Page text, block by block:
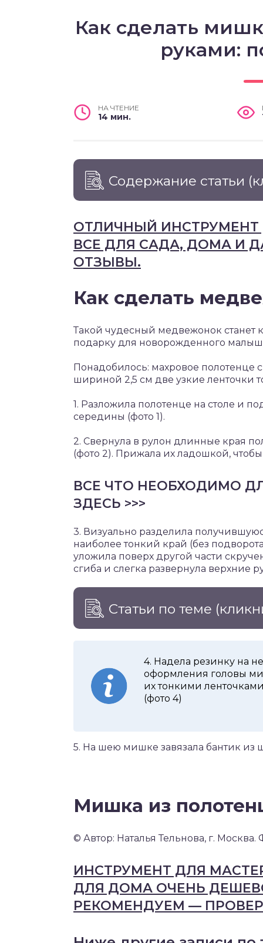
Как сделать
руками:
НА ЧТЕНИЕ
14 мин.
Содержание статьи
ОТЛИЧНЫЙ ИНСТРУМЕНТ
ВСЕ ДЛЯ САДА, ДОМА И
ОТЗЫВЫ.
Как сделать
Такой чудесный медвежонок
подарку для новорожденного
Понадобилось: махровое полотенце
шириной 2,5 см две узкие ленточки
1. Разложила полотенце на столе и
середины (фото 1).
2. Свернула в рулон длинные края
(фото 2). Прижала их ладошкой,
ВСЕ ЧТО НЕОБХОДИМО
ЗДЕСЬ >>>
3. Визуально разделила
наиболее тонкий край (без
уложила поверх другой части
сгиба и слегка развернула верхние
Статьи по теме
4. Надела резинку на
оформления головы
их тонкими
(фото 4)
5. На шею мишке завязала бантик из
Мишка из
© Автор: Наталья Тельнова, г. Москва.
ИНСТРУМЕНТ ДЛЯ
ДЛЯ ДОМА ОЧЕНЬ
РЕКОМЕНДУЕМ —